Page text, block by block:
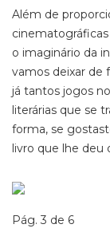
Além de
o imaginário da
vamos deixar de
já tantos jogos
literárias que se
forma, se
livro que lhe deu
Pág. 3 de 6